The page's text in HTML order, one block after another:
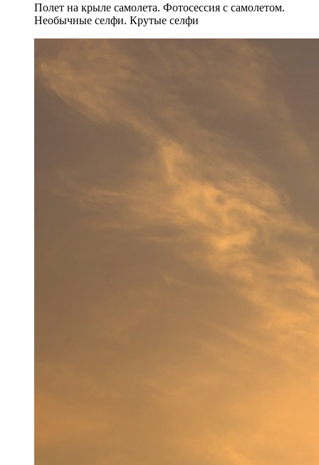
Полет на крыле самолета. Фотосессия с самолетом.
Необычные селфи. Крутые селфи